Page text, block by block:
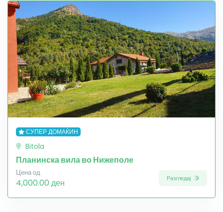
СУПЕР ДОМАЌИН
Bitola
Планинска вила во Нижеполе
Цена од
4,000.00 ден Разгледај